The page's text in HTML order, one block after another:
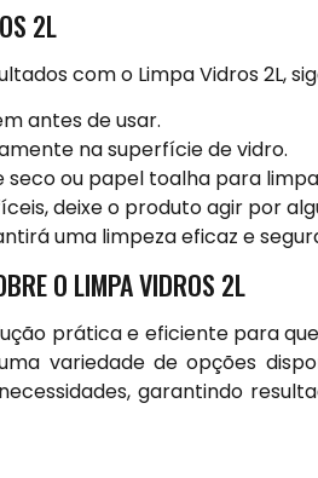
2L
com o Limpa Vidros 2L,
antes de usar.
na superfície de vidro.
seco ou papel toalha para
deixe o produto agir por
uma limpeza eficaz e
O LIMPA VIDROS 2L
prática e eficiente para
variedade de opções
garantindo